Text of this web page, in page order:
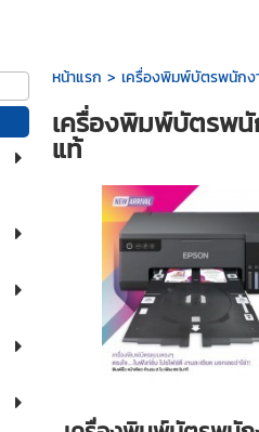
หน้าแรก > เครื่องพิมพ์บัตรพนักง
เครื่องพิมพ์บัตรพ
แท้